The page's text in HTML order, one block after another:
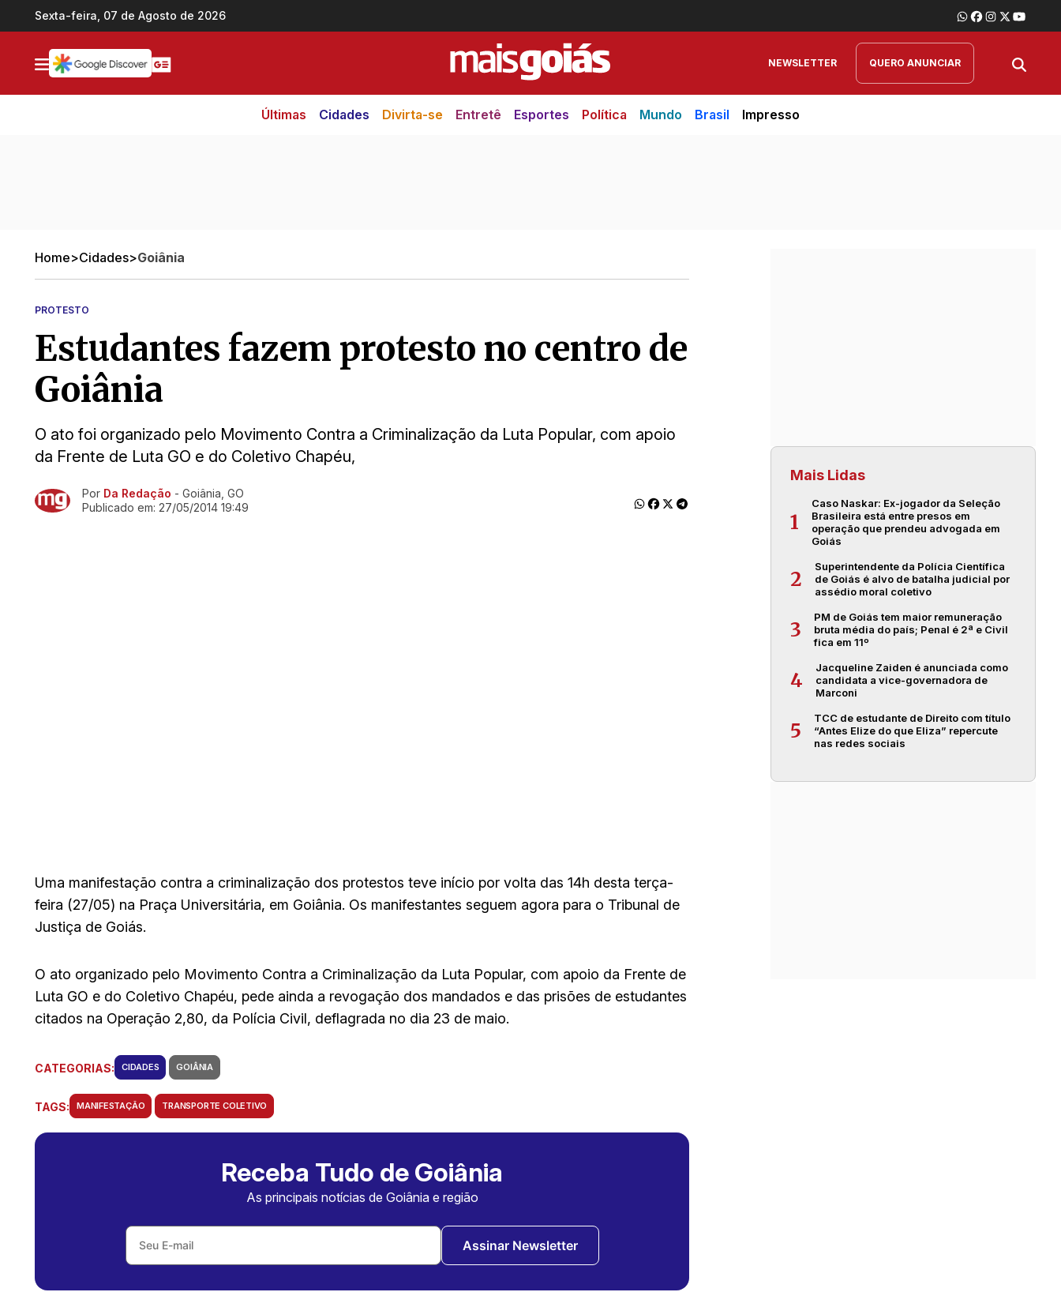
Ir direto pro conteúdo
Sexta-feira, 07 de Agosto de 2026
NEWSLETTER QUERO ANUNCIAR
Últimas Cidades Divirta-se Entretê Esportes Política Mundo Brasil Impresso
Home>Cidades>Goiânia
PROTESTO
Estudantes fazem protesto no centro de
Goiânia
O ato foi organizado pelo Movimento Contra a Criminalização da Luta Popular, com apoio
da Frente de Luta GO e do Coletivo Chapéu,
Ir direto pra matéria
Por Da Redação - Goiânia, GO
Publicado em: 27/05/2014 19:49
Uma manifestação contra a criminalização dos protestos teve início por volta das 14h desta terça-
feira (27/05) na Praça Universitária, em Goiânia. Os manifestantes seguem agora para o Tribunal de
Justiça de Goiás.
O ato organizado pelo Movimento Contra a Criminalização da Luta Popular, com apoio da Frente de
Luta GO e do Coletivo Chapéu, pede ainda a revogação dos mandados e das prisões de estudantes
citados na Operação 2,80, da Polícia Civil, deflagrada no dia 23 de maio.
CATEGORIAS: CIDADES GOIÂNIA
TAGS: MANIFESTAÇÃO TRANSPORTE COLETIVO
Receba Tudo de Goiânia
As principais notícias de Goiânia e região
Assinar Newsletter
Mais Lidas
1
Caso Naskar: Ex-jogador da Seleção
Brasileira está entre presos em
operação que prendeu advogada em
Goiás
2
Superintendente da Polícia Científica
de Goiás é alvo de batalha judicial por
assédio moral coletivo
3
PM de Goiás tem maior remuneração
bruta média do país; Penal é 2ª e Civil
fica em 11º
4
Jacqueline Zaiden é anunciada como
candidata a vice-governadora de
Marconi
5
TCC de estudante de Direito com título
“Antes Elize do que Eliza” repercute
nas redes sociais